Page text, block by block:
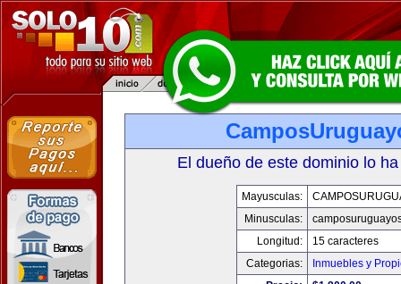
El dueño de este dominio lo
Mayusculas:
Minusculas:
Longitud:
15 caracteres
Categorias:
Inmuebles y